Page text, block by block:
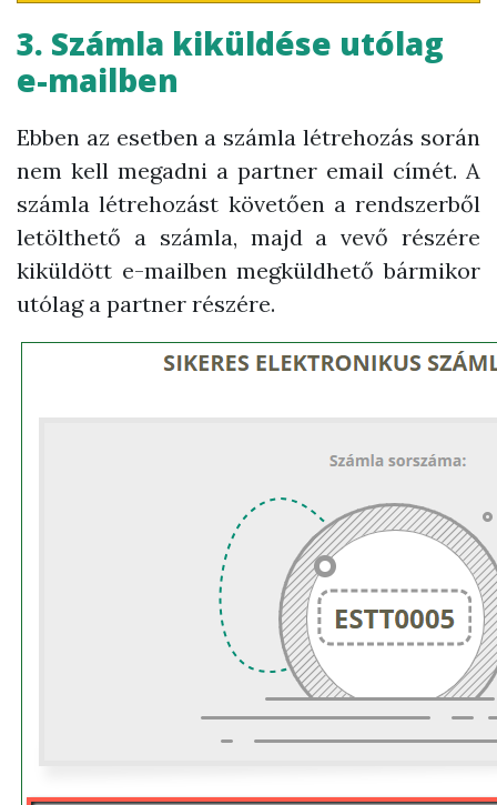
3. Számla kiküldése utólag
e-mailben
Ebben az esetben a számla létrehozás során
nem kell megadni a partner email címét. A
számla létrehozást követően a rendszerből
letölthető a számla, majd a vevő részére
kiküldött e-mailben megküldhető bármikor
utólag a partner részére.